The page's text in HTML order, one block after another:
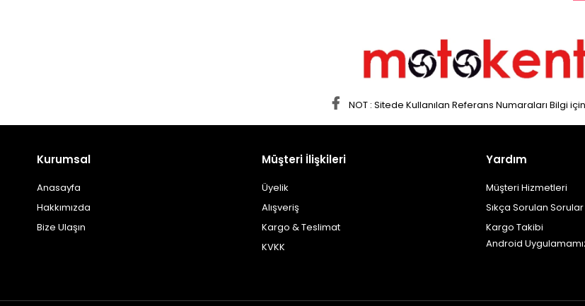
NOT : Sitede Kullanılan Referans Numaraları Bilgi
Kurumsal
Anasayfa
Hakkımızda
Bize Ulaşın
Müşteri İlişkileri
Üyelik
Alışveriş
Kargo & Teslimat
KVKK
Yardım
Müşteri Hizmetleri
Sıkça Sorulan Sorular
Kargo Takibi
Android